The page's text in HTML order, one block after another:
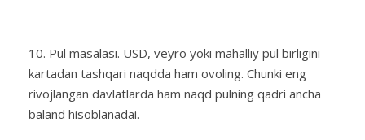
Pul masalasi. USD, veyro yoki mahalliy pul birligini
kartadan tashqari naqdda ham ovoling. Chunki eng
rivojlangan davlatlarda ham naqd pulning qadri ancha
baland hisoblanadai.